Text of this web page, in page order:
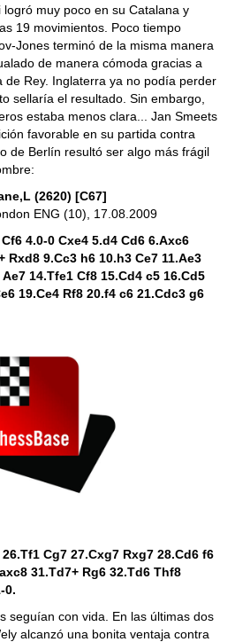
muy poco en su Catalana y
19 movimientos. Poco tiempo
Jones terminó de la misma manera
de manera cómoda gracias a
de Rey. Inglaterra ya no podía perder
sellaría el resultado. Sin embargo,
estaba menos clara... Jan Smeets
favorable en su partida contra
de Berlín resultó ser algo más frágil
(2620) [C67]
ENG (10), 17.08.2009
4.0-0 Cxe4 5.d4 Cd6 6.Axc6
Rxd8 9.Cc3 h6 10.h3 Ce7 11.Ae3
14.Tfe1 Cf8 15.Cd4 c5 16.Cd5
19.Ce4 Rf8 20.f4 c6 21.Cdc3 g6
Cg7 27.Cxg7 Rxg7 28.Cd6 f6
31.Td7+ Rg6 32.Td6 Thf8
0.
seguían con vida. En las últimas dos
alcanzó una bonita ventaja contra